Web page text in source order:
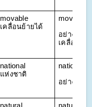
movable
เคลื่อนย้ายได้
movably
อย่าง
เคลื่อนไห
national
แห่งชาติ
nationally
อย่างระดั